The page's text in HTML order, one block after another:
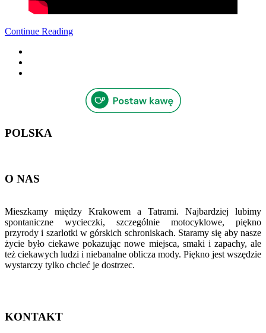
Continue Reading
POLSKA
O NAS
Mieszkamy między Krakowem a Tatrami. Najbardziej lubimy
spontaniczne wycieczki, szczególnie motocyklowe, piękno
przyrody i szarlotki w górskich schroniskach. Staramy się aby nasze
życie było ciekawe pokazując nowe miejsca, smaki i zapachy, ale
też ciekawych ludzi i niebanalne oblicza mody. Piękno jest wszędzie
wystarczy tylko chcieć je dostrzec.
KONTAKT